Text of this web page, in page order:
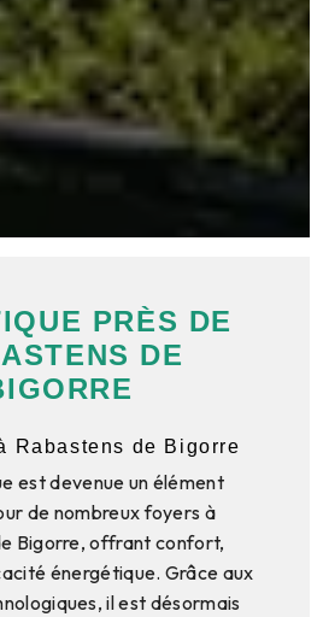
PRÈS DE
DE
Rabastens de Bigorre
est devenue un élément
de nombreux foyers à
Bigorre, offrant confort,
énergétique. Grâce aux
il est désormais